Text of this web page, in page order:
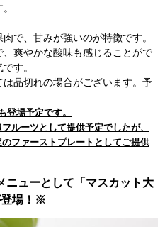
で、甘みが強いのが特徴です。
爽やかな酸味も感じることがで
す。
品切れの場合がございます。予
場予定です。
ルーツとして提供予定でしたが、
ファーストプレートとしてご提供
ューとして「マスカット大
登場！※